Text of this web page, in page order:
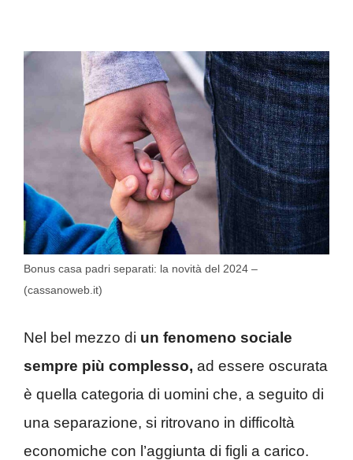
Bonus casa padri separati: la novità del 2024 –
(cassanoweb.it)
Nel bel mezzo di un fenomeno sociale
sempre più complesso, ad essere oscurata
è quella categoria di uomini che, a seguito di
una separazione, si ritrovano in difficoltà
economiche con l’aggiunta di figli a carico.